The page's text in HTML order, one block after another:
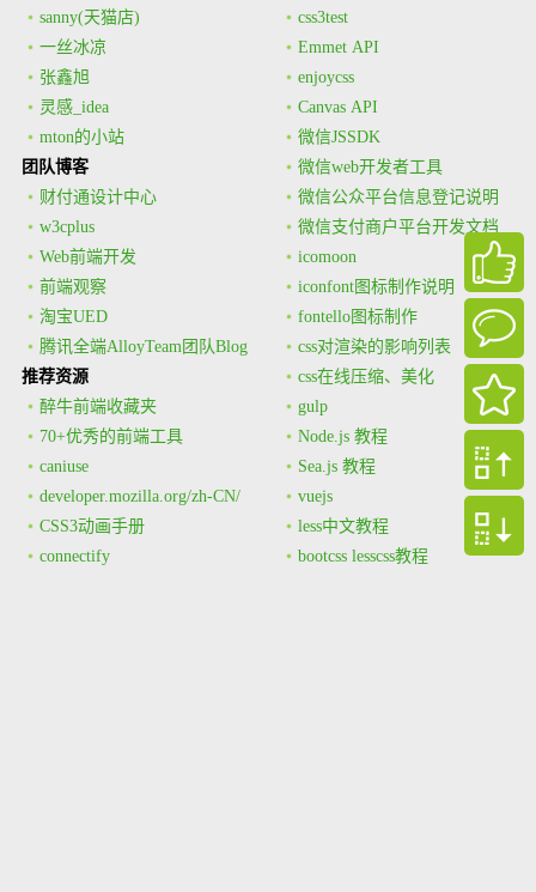
sanny(天猫店)
一丝冰凉
张鑫旭
灵感_idea
mton的小站
团队博客
财付通设计中心
w3cplus
Web前端开发
前端观察
淘宝UED
腾讯全端AlloyTeam团队Blog
推荐资源
醉牛前端收藏夹
70+优秀的前端工具
caniuse
developer.mozilla.org/zh-CN/
CSS3动画手册
connectify
css3test
Emmet API
enjoycss
Canvas API
微信JSSDK
微信web开发者工具
微信公众平台信息登记说明
微信支付商户平台开发文档
icomoon
iconfont图标制作说明
fontello图标制作
css对渲染的影响列表
css在线压缩、美化
gulp
Node.js 教程
Sea.js 教程
vuejs
less中文教程
bootcss lesscss教程